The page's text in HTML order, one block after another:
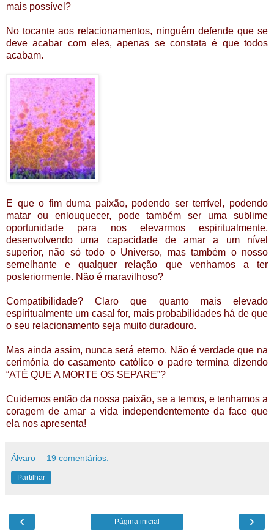
mais possível?
No tocante aos relacionamentos, ninguém defende que se
deve acabar com eles, apenas se constata é que todos
acabam.
E que o fim duma paixão, podendo ser terrível, podendo
matar ou enlouquecer, pode também ser uma sublime
oportunidade para nos elevarmos espiritualmente,
desenvolvendo uma capacidade de amar a um nível
superior, não só todo o Universo, mas também o nosso
semelhante e qualquer relação que venhamos a ter
posteriormente. Não é maravilhoso?
Compatibilidade? Claro que quanto mais elevado
espiritualmente um casal for, mais probabilidades há de que
o seu relacionamento seja muito duradouro.
Mas ainda assim, nunca será eterno. Não é verdade que na
cerimónia do casamento católico o padre termina dizendo
“ATÉ QUE A MORTE OS SEPARE”?
Cuidemos então da nossa paixão, se a temos, e tenhamos a
coragem de amar a vida independentemente da face que
ela nos apresenta!
Álvaro 19 comentários:
Partilhar
‹ ›
Página inicial